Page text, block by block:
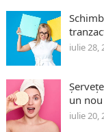
iulie 28,
un
iulie 20,